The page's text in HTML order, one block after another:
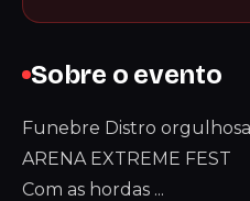
Sobre o evento
Funebre Distro
ARENA EXTREME FEST
Com as hordas ...